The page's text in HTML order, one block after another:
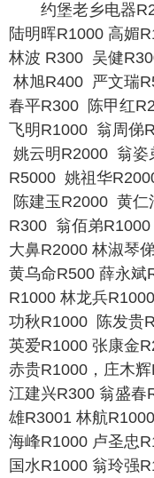
约堡老乡电器
陆明晖R1000 高媚
林波 R300 吴健
林旭R400 严文瑞
春平R300 陈甲红
飞明R1000 翁周俤
姚云明R2000 翁
R5000 姚祖华
陈建玉R2000 黄
R300 翁佰弟
大鼻R2000 林淑琴
黄乌命R500 薛永
R1000 林龙兵
功秋R1000 陈发贵
英爱R1000 张康金
赤贵R1000，庄木
江建兴R300 翁盛春
雄R3001 林航
海峰R1000 卢圣忠
国水R1000 翁玲强